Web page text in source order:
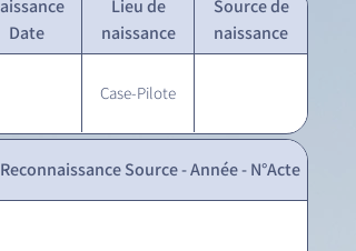
Date
Lieu de
naissance
Source de
naissance
Case-Pilote
Reconnaissance Source - Année - N°Acte